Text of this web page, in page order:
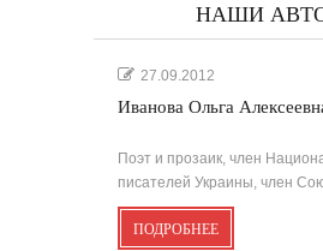
НАШИ
27.09.2012
Иванова Ольга
Поэт и прозаик, член
писателей Украины, член
ПОДРОБНЕЕ